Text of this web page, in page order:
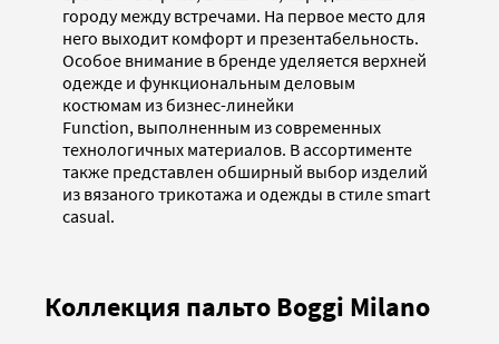
городу между встречами. На первое место для
него выходит комфорт и презентабельность.
Особое внимание в бренде уделяется верхней
одежде и функциональным деловым
костюмам из бизнес-линейки
Function, выполненным из современных
технологичных материалов. В ассортименте
также представлен обширный выбор изделий
из вязаного трикотажа и одежды в стиле smart
casual.
Коллекция пальто Boggi Milano